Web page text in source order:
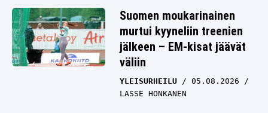
Suomen moukarinainen
murtui kyyneliin treenien
jälkeen – EM-kisat jäävät
väliin
YLEISURHEILU
05.08.2026
LASSE HONKANEN